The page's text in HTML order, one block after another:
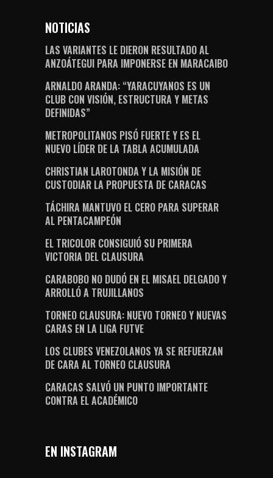
NOTICIAS
LAS VARIANTES LE DIERON RESULTADO AL
ANZOÁTEGUI PARA IMPONERSE EN MARACAIBO
ARNALDO ARANDA: “YARACUYANOS ES UN
CLUB CON VISIÓN, ESTRUCTURA Y METAS
DEFINIDAS”
METROPOLITANOS PISÓ FUERTE Y ES EL
NUEVO LÍDER DE LA TABLA ACUMULADA
CHRISTIAN LAROTONDA Y LA MISIÓN DE
CUSTODIAR LA PROPUESTA DE CARACAS
TÁCHIRA MANTUVO EL CERO PARA SUPERAR
AL PENTACAMPEÓN
EL TRICOLOR CONSIGUIÓ SU PRIMERA
VICTORIA DEL CLAUSURA
CARABOBO NO DUDÓ EN EL MISAEL DELGADO Y
ARROLLÓ A TRUJILLANOS
TORNEO CLAUSURA: NUEVO TORNEO Y NUEVAS
CARAS EN LA LIGA FUTVE
LOS CLUBES VENEZOLANOS YA SE REFUERZAN
DE CARA AL TORNEO CLAUSURA
CARACAS SALVÓ UN PUNTO IMPORTANTE
CONTRA EL ACADÉMICO
EN INSTAGRAM